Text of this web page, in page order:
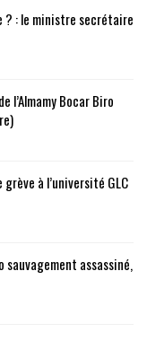
? : le ministre secrétaire
l’Almamy Bocar Biro
à l’université GLC
sauvagement assassiné,